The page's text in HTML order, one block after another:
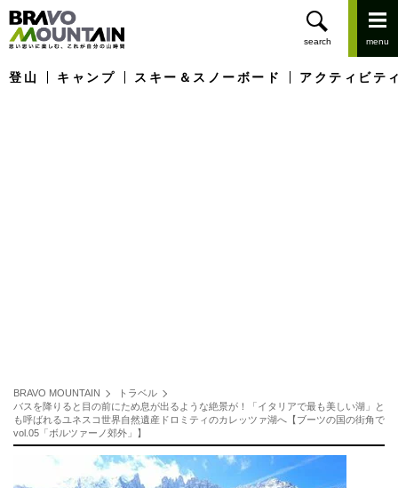
登山 キャンプ スキー＆スノーボード アクティビテ
BRAVO MOUNTAIN
トラベル
バスを降りると目の前にため息が出るような絶景が！「イタリアで最も美しい湖」と
も呼ばれるユネスコ世界自然遺産ドロミティのカレッツァ湖へ【ブーツの国の街角で
vol.05「ボルツァーノ郊外」】